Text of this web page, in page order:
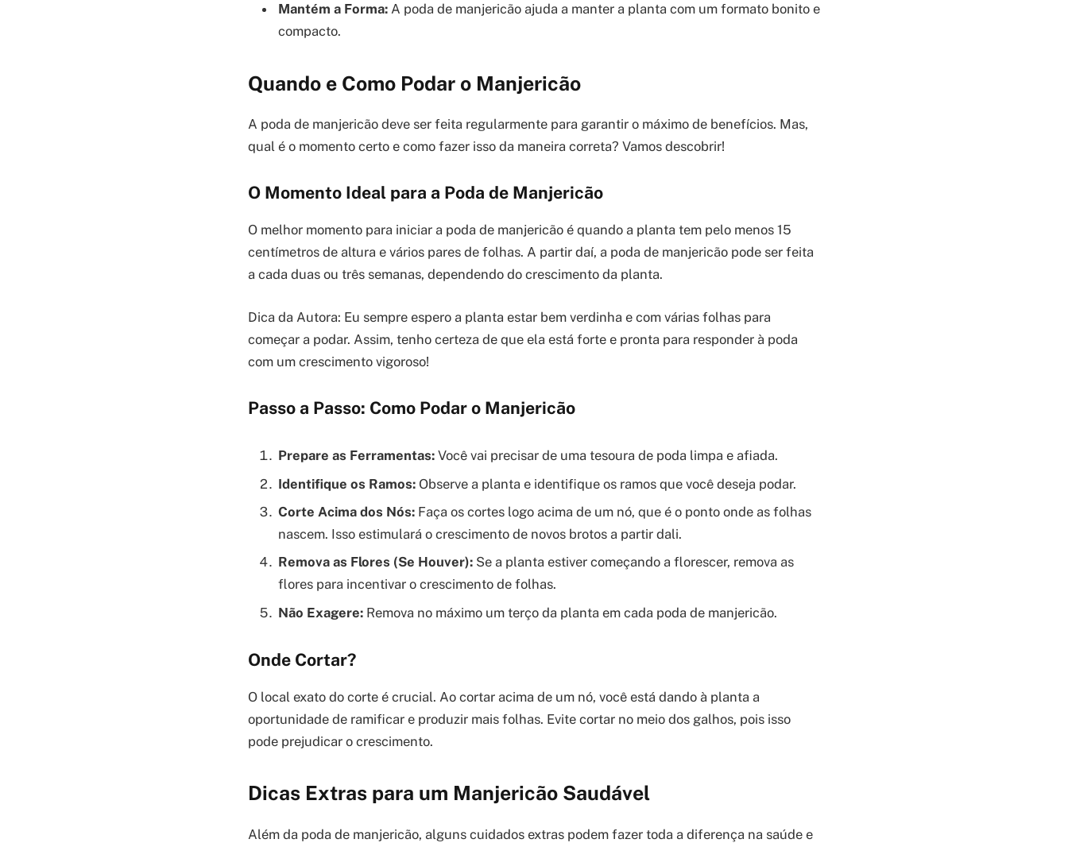
Mantém a Forma: A poda de manjericão ajuda a manter a planta com um formato bonito e
compacto.
Quando e Como Podar o Manjericão
A poda de manjericão deve ser feita regularmente para garantir o máximo de benefícios. Mas,
qual é o momento certo e como fazer isso da maneira correta? Vamos descobrir!
O Momento Ideal para a Poda de Manjericão
O melhor momento para iniciar a poda de manjericão é quando a planta tem pelo menos 15
centímetros de altura e vários pares de folhas. A partir daí, a poda de manjericão pode ser feita
a cada duas ou três semanas, dependendo do crescimento da planta.
Dica da Autora: Eu sempre espero a planta estar bem verdinha e com várias folhas para
começar a podar. Assim, tenho certeza de que ela está forte e pronta para responder à poda
com um crescimento vigoroso!
Passo a Passo: Como Podar o Manjericão
Prepare as Ferramentas: Você vai precisar de uma tesoura de poda limpa e afiada.
Identifique os Ramos: Observe a planta e identifique os ramos que você deseja podar.
Corte Acima dos Nós: Faça os cortes logo acima de um nó, que é o ponto onde as folhas
nascem. Isso estimulará o crescimento de novos brotos a partir dali.
Remova as Flores (Se Houver): Se a planta estiver começando a florescer, remova as
flores para incentivar o crescimento de folhas.
Não Exagere: Remova no máximo um terço da planta em cada poda de manjericão.
Onde Cortar?
O local exato do corte é crucial. Ao cortar acima de um nó, você está dando à planta a
oportunidade de ramificar e produzir mais folhas. Evite cortar no meio dos galhos, pois isso
pode prejudicar o crescimento.
Dicas Extras para um Manjericão Saudável
Além da poda de manjericão, alguns cuidados extras podem fazer toda a diferença na saúde e